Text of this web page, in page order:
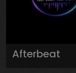
Afterbeat